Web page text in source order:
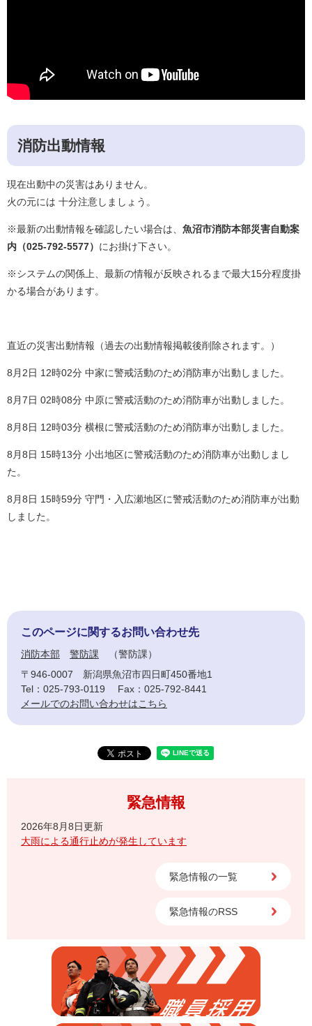
消防出動情報
現在出動中の災害はありません。
火の元には 十分注意しましょう。
※最新の出動情報を確認したい場合は、 魚沼市消防本部災害自動案
内（025-792-5577） にお掛け下さい。
※システムの関係上、最新の情報が反映されるまで最大15分程度掛
かる場合があります。
​直近の災害出動情報（過去の出動情報掲載後削除されます。）
8月2日 12時02分 中家に警戒活動のため消防車が出動しました。
8月7日 02時08分 中原に警戒活動のため消防車が出動しました。
8月8日 12時03分 横根に警戒活動のため消防車が出動しました。
8月8日 15時13分 小出地区に警戒活動のため消防車が出動しまし
た。
8月8日 15時59分 守門・入広瀬地区に警戒活動のため消防車が出動
しました。
このページに関するお問い合わせ先
消防本部 警防課
警防課
〒946-0007
新潟県魚沼市四日町450番地1
Tel：025-793-0119
Fax：025-792-8441
メールでのお問い合わせはこちら
緊急情報
2026年8月8日更新
大雨による通行止めが発生しています
緊急情報の一覧
緊急情報のRSS